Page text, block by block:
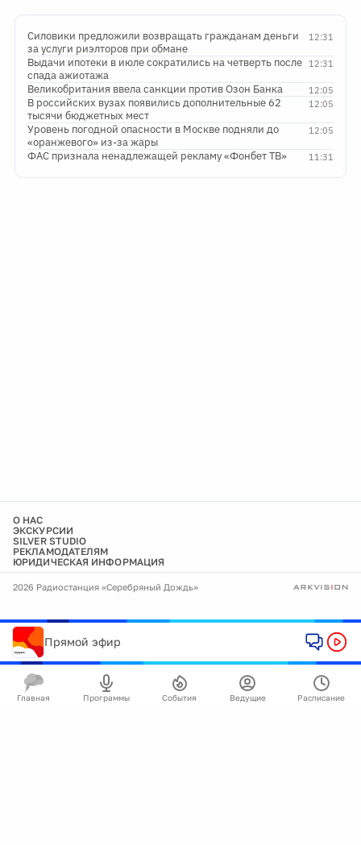
12:31
Силовики предложили возвращать гражданам деньги
за услуги риэлторов при обмане
12:31
Выдачи ипотеки в июле сократились на четверть после
спада ажиотажа
12:05
Великобритания ввела санкции против Озон Банка
12:05
В российских вузах появились дополнительные 62
тысячи бюджетных мест
12:05
Уровень погодной опасности в Москве подняли до
«оранжевого» из-за жары
11:31
ФАС признала ненадлежащей рекламу «Фонбет ТВ»
О НАС
ЭКСКУРСИИ
SILVER STUDIO
РЕКЛАМОДАТЕЛЯМ
ЮРИДИЧЕСКАЯ ИНФОРМАЦИЯ
2026 Радиостанция «Серебряный Дождь»
Прямой эфир
Главная Программы События Ведущие Расписание